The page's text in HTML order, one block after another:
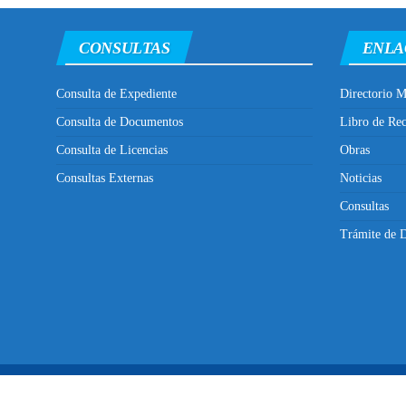
CONSULTAS
Consulta de Expediente
Consulta de Documentos
Consulta de Licencias
Consultas Externas
Directorio
Libro de
Obras
Noticias
Consultas
Trámite de